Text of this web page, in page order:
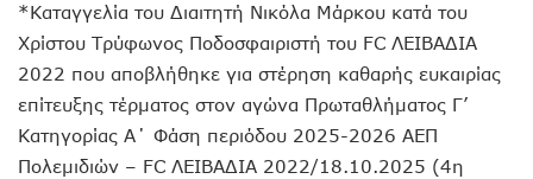
*Καταγγελία του Διαιτητή Νικόλα Μάρκου κατά του
Χρίστου Τρύφωνος Ποδοσφαιριστή του FC ΛΕΙΒΑΔΙΑ
2022 που αποβλήθηκε για στέρηση καθαρής ευκαιρίας
επίτευξης τέρματος στον αγώνα Πρωταθλήματος Γ’
Κατηγορίας Α΄ Φάση περιόδου 2025-2026 ΑΕΠ
Πολεμιδιών – FC ΛΕΙΒΑΔΙΑ 2022/18.10.2025 (4η